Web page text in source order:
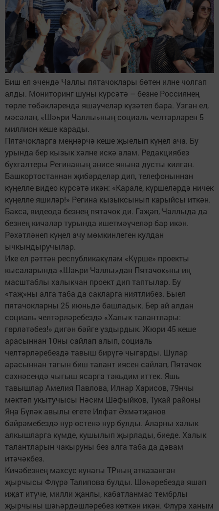
Биш ел эчендә Чаллы пятачоклары бөтен илне чолгап
алды. Мониторинг шуны күрсәтә – безне Россиянең
төрле төбәкләрендә яшәүчеләр күзәтеп бара. Узган ел,
мәсәлән, «Шәһри Чаллы»ның социаль челтәрләрен 5
миллион кеше карады.
Пятачокларга меңнәрчә кеше җыелып күңел ача. Бу
урында бер кызык хәлне искә алам. Редакциябез
бухгалтеры Регинаның әнисе янына дусты килгән.
Башкортостаннан җибәрделәр дип, телефоныннан
күңелле видео күрсәтә икән: «Карале, күршеләрдә ничек
күңелле яшиләр!» Регина кызыксынып карыйсы иткән.
Бакса, видеода безнең пятачок ди. Гаҗәп, Чаллыда да
безнең кичәләр турында ишетмәүчеләр бар икән.
Рәхәтләнеп күңел ачу мөмкинлеген кулдан
ычкындыручылар.
Ике ел рәттән республикакүләм «Күрше» проекты
кысаларында «Шәһри Чаллы»дан Пятачок»ны иң
масштаблы халыкчан проект дип таптылар. Бу
«таҗ»ны алга таба да сакларга ниятлибез. Быел
пятачокларны 25 июньдә башладык. Бер ай алдан
социаль челтәрләребездә «Халык талантлары:
гөрләтәбез!» дигән бәйге уздырдык. Жюри 45 кеше
арасыннан 10ны сайлап алып, социаль
челтәрләребездә тавыш бирүгә чыгарды. Шулар
арасыннан тагын биш талант иясен сайлап, Пятачок
сәхнәсендә чыгыш ясарга тәкьдим иттек. Яшь
тавышлар Амелия Павлова, Илнар Харисов, 79нчы
мәктәп укытучысы Нәсим Шәфыйков, Тукай районы
Яңа Бүләк авылы егете Илфат Әхмәтҗанов
бәйрәмебездә нур өстенә нур булды. Аларны халык
алкышларга күмде, кушылып җырлады, биеде. Халык
талантларын чакыруны без алга таба да дәвам
итәчәкбез.
Кичәбезнең махсус кунагы ТРның атказанган
җырчысы Флүрә Талипова булды. Шәһәребездә яшәп
иҗат итүче, милли җанлы, кабатланмас тембрлы
җырчыны шәһәрдәшләребез көткән икән. Флүрә ханым